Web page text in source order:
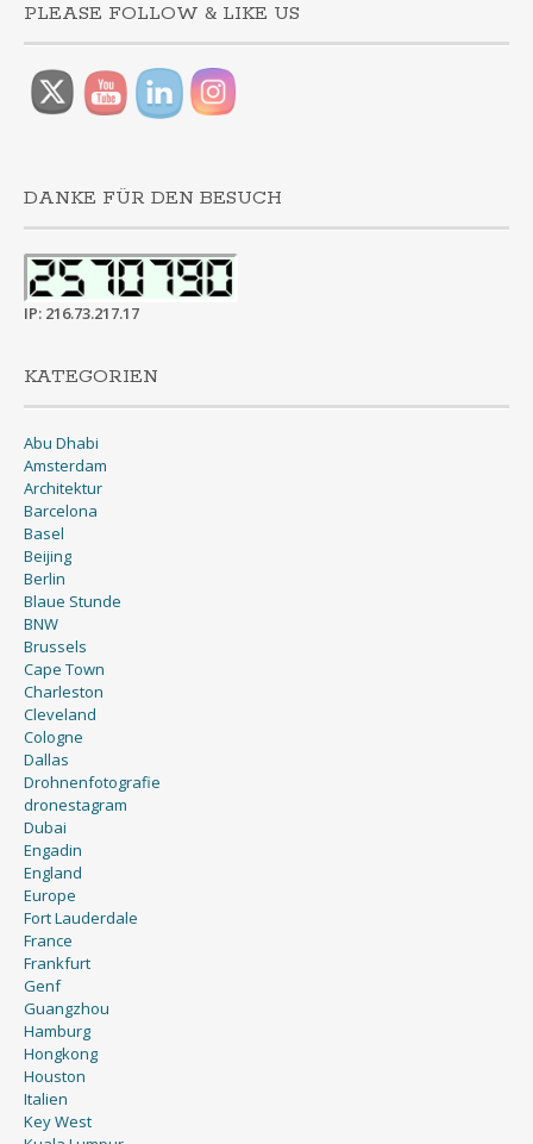
PLEASE FOLLOW & LIKE US
DANKE FÜR DEN BESUCH
IP: 216.73.217.17
KATEGORIEN
Abu Dhabi
Amsterdam
Architektur
Barcelona
Basel
Beijing
Berlin
Blaue Stunde
BNW
Brussels
Cape Town
Charleston
Cleveland
Cologne
Dallas
Drohnenfotografie
dronestagram
Dubai
Engadin
England
Europe
Fort Lauderdale
France
Frankfurt
Genf
Guangzhou
Hamburg
Hongkong
Houston
Italien
Key West